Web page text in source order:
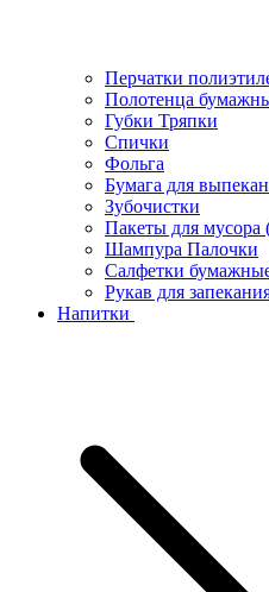
Перчатки
Полотенца
Губки Тряпки
Спички
Фольга
Бумага для
Зубочистки
Пакеты для
Шампура Палочки
Салфетки
Рукав для
Напитки